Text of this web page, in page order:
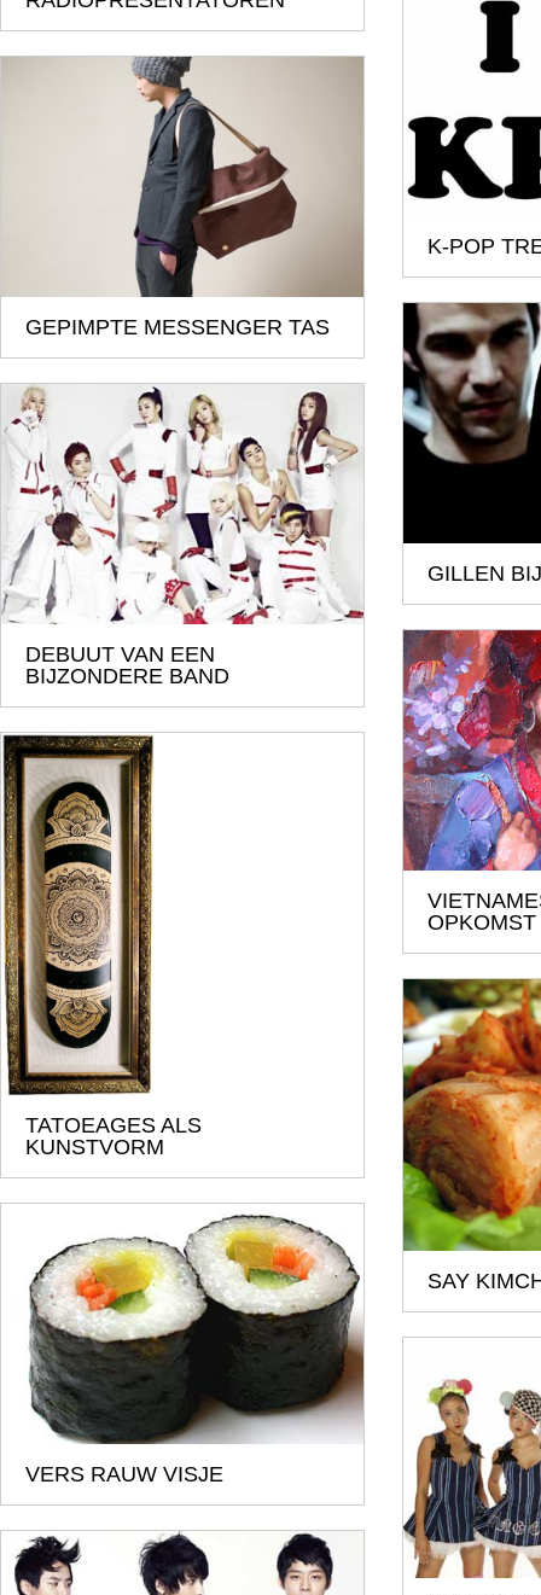
K-POP
GEPIMPTE MESSENGER TAS
GILLEN
DEBUUT VAN EEN
BIJZONDERE BAND
OPKOMST
TATOEAGES ALS
KUNSTVORM
SAY
VERS RAUW VISJE